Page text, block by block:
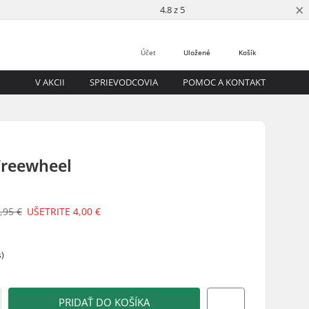
4.8 z 5 ×
Košík
Uložené
Účet
V AKCII SPRIEVODCOVIA POMOC A KONTAKT
€ UŠETRITE4,00 €
PRIDAŤ DO KOŠÍKA